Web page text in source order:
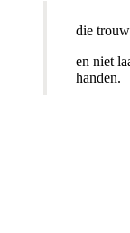
die
en niet
handen.